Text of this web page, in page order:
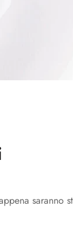
saranno